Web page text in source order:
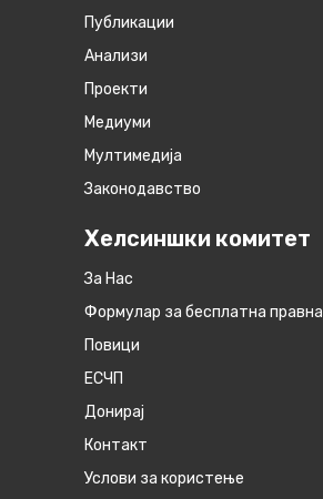
Публикации
Анализи
Проекти
Медиуми
Мултимедија
Законодавство
Хелсиншки комитет
За Нас
Формулар за бесплатна
Повици
ЕСЧП
Донирај
Контакт
Услови за користење